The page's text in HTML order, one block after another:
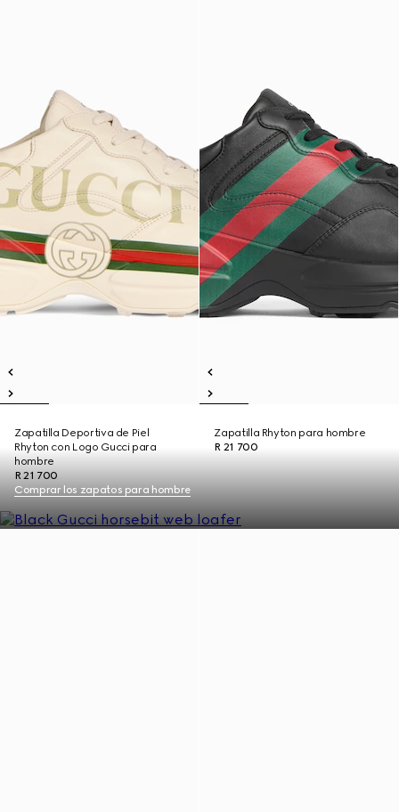
Zapatilla Deportiva de Piel
Rhyton con Logo Gucci para
hombre
R 21 700
Zapatilla Rhyton para hombre
R 21 700
Comprar los zapatos para hombre